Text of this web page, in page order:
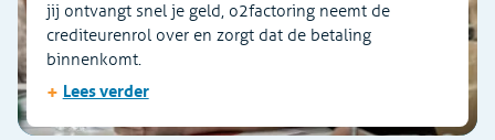
jij ontvangt snel je geld, o2factoring neemt de
crediteurenrol over en zorgt dat de betaling
binnenkomt.
+ Lees verder